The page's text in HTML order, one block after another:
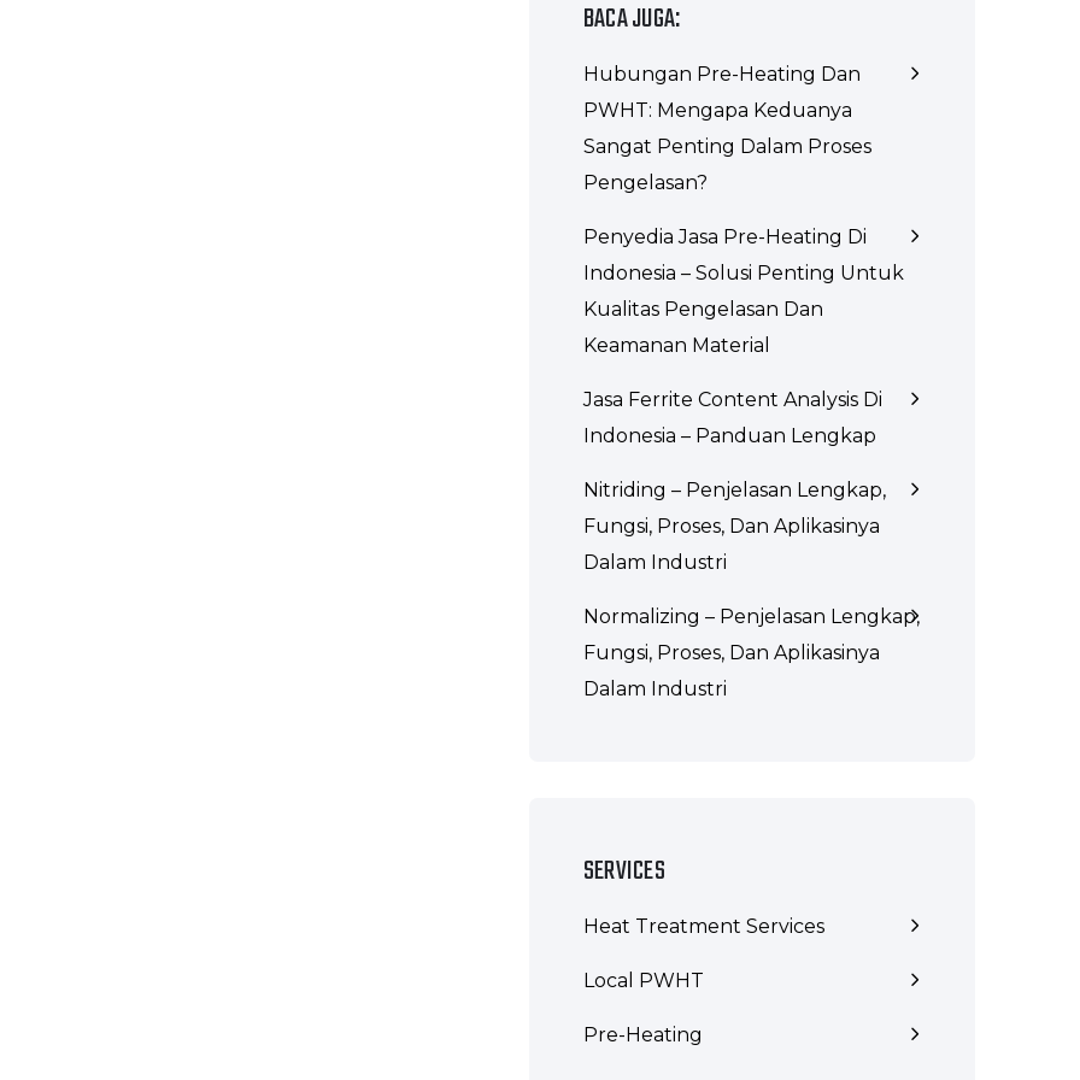
BACA JUGA:
Hubungan Pre-Heating Dan
PWHT: Mengapa Keduanya
Sangat Penting Dalam Proses
Pengelasan?
Penyedia Jasa Pre-Heating Di
Indonesia – Solusi Penting Untuk
Kualitas Pengelasan Dan
Keamanan Material
Jasa Ferrite Content Analysis Di
Indonesia – Panduan Lengkap
Nitriding – Penjelasan Lengkap,
Fungsi, Proses, Dan Aplikasinya
Dalam Industri
Normalizing – Penjelasan Lengkap,
Fungsi, Proses, Dan Aplikasinya
Dalam Industri
SERVICES
Heat Treatment Services
Local PWHT
Pre-Heating